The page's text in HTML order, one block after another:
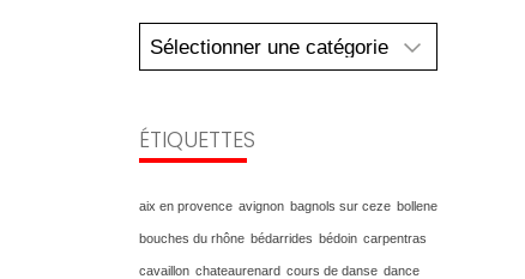
Catégories
ÉTIQUETTES
aix en provence avignon bagnols sur ceze bollene
bouches du rhône bédarrides bédoin carpentras
cavaillon chateaurenard cours de danse dance